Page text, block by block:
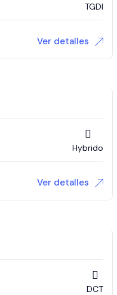
TGDI
Ver detalles
Hybrido
Ver detalles
DCT